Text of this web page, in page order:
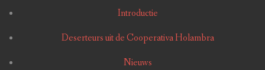
Introductie
Deserteurs uit de Cooperativa Holambra
Nieuws